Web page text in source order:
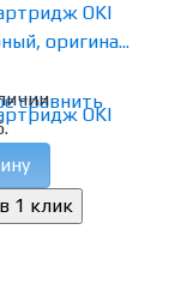
сравнить
OKI
оригина...